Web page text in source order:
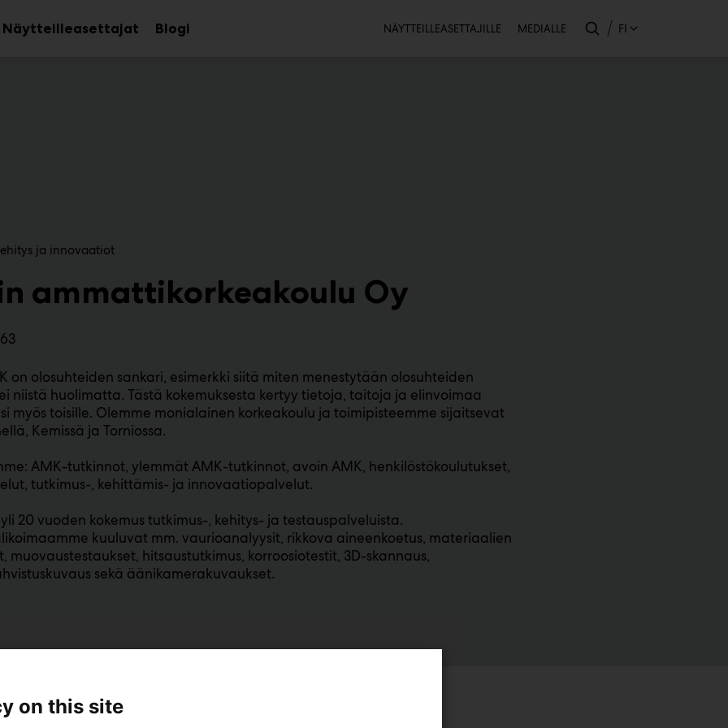
NäytteilleasettajatAvaaBlogi Toissijainen
NÄYTTEILLEASETTAJILLE MEDIALLE FI
ja innovaatiot
ammattikorkeakoulu Oy
on olosuhteiden sankari, esimerkki siitä miten menestytään olosuhteiden
niistä huolimatta. Tästä kokemuksesta kertyy tietoja, taitoja ja elinvoimaa
myös toisille. Olemme monialainen korkeakoulu ja toimipisteemme sijaitsevat
Kemissä ja Torniossa.
AMK-tutkinnot, ylemmät AMK-tutkinnot, avoin AMK, henkilöstökoulutukset,
tutkimus-, kehittämis- ja innovaatiopalvelut.
20 vuoden kokemus tutkimus-, kehitys- ja testauspalveluista.
kuuluvat mm. vaurioanalyysit, rikkova aineenkoetus, materiaalien
muovaustestaukset, hitsaustutkimus, korroosiotestit, 3D-skannaus,
sekä äänikamerakuvaukset.
on this site